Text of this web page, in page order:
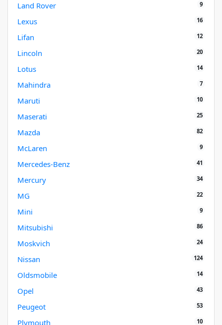
Land Rover 9
Lexus 16
Lifan 12
Lincoln 20
Lotus 14
Mahindra 7
Maruti 10
Maserati 25
Mazda 82
McLaren 9
Mercedes-Benz 41
Mercury 34
MG 22
Mini 9
Mitsubishi 86
Moskvich 24
Nissan 124
Oldsmobile 14
Opel 43
Peugeot 53
Plymouth 10